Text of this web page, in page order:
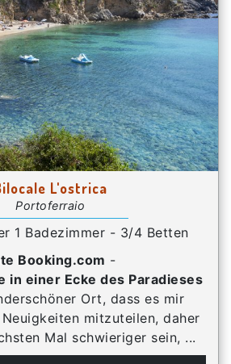
L'ostrica
Portoferraio
1 Badezimmer - 3/4 Betten
Booking.com -
in einer Ecke des Paradieses
Ort, dass es mir
mitzuteilen, daher
Mal schwieriger sein, ...